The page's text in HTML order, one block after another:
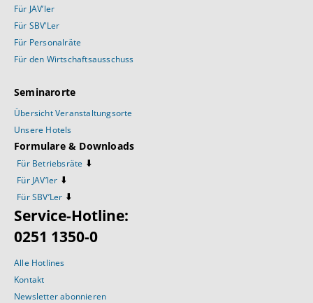
Für JAV’ler
Für SBV’Ler
Für Personalräte
Für den Wirtschaftsausschuss
Seminarorte
Übersicht Veranstaltungsorte
Unsere Hotels
Formulare & Downloads
Für Betriebsräte ⬇️
Für JAV’ler ⬇️
Für SBV’Ler ⬇️
Service-Hotline:
0251 1350-0
Alle Hotlines
Kontakt
Newsletter abonnieren